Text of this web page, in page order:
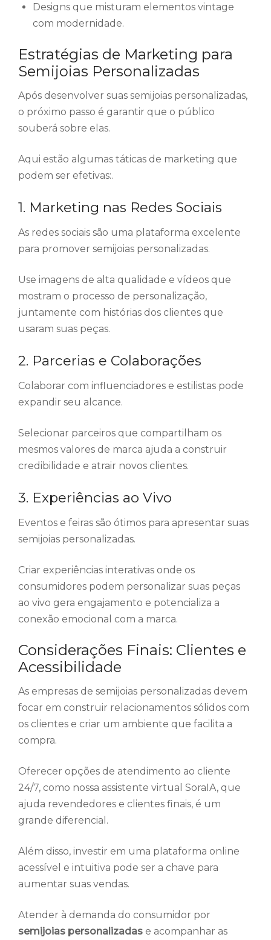
Designs que misturam elementos vintage
com modernidade.
Estratégias de Marketing para
Semijoias Personalizadas
Após desenvolver suas semijoias personalizadas,
o próximo passo é garantir que o público
souberá sobre elas.
Aqui estão algumas táticas de marketing que
podem ser efetivas:.
1. Marketing nas Redes Sociais
As redes sociais são uma plataforma excelente
para promover semijoias personalizadas.
Use imagens de alta qualidade e vídeos que
mostram o processo de personalização,
juntamente com histórias dos clientes que
usaram suas peças.
2. Parcerias e Colaborações
Colaborar com influenciadores e estilistas pode
expandir seu alcance.
Selecionar parceiros que compartilham os
mesmos valores de marca ajuda a construir
credibilidade e atrair novos clientes.
3. Experiências ao Vivo
Eventos e feiras são ótimos para apresentar suas
semijoias personalizadas.
Criar experiências interativas onde os
consumidores podem personalizar suas peças
ao vivo gera engajamento e potencializa a
conexão emocional com a marca.
Considerações Finais: Clientes e
Acessibilidade
As empresas de semijoias personalizadas devem
focar em construir relacionamentos sólidos com
os clientes e criar um ambiente que facilita a
compra.
Oferecer opções de atendimento ao cliente
24/7, como nossa assistente virtual SoraIA, que
ajuda revendedores e clientes finais, é um
grande diferencial.
Além disso, investir em uma plataforma online
acessível e intuitiva pode ser a chave para
aumentar suas vendas.
Atender à demanda do consumidor por
semijoias personalizadas e acompanhar as